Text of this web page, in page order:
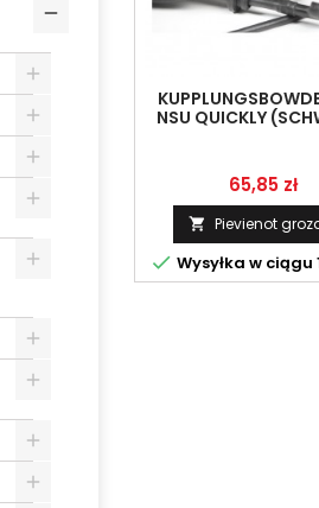
NSU QUICKLY
Cena
65,85 zł
 Pievienot
 Wysyłka w ciągu